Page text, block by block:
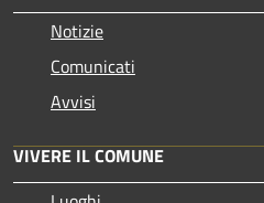
Notizie
Comunicati
Avvisi
VIVERE IL COMUNE